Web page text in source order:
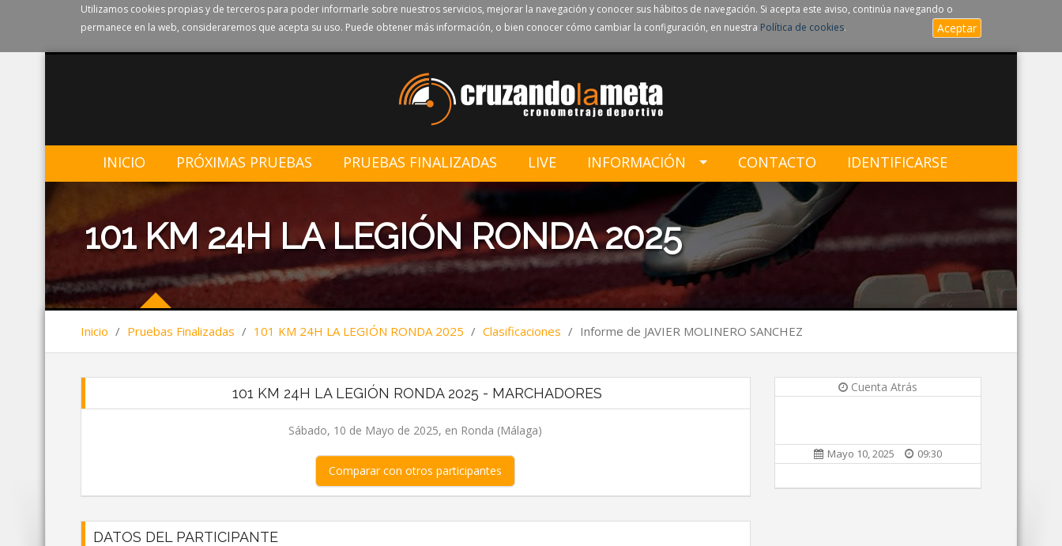
Utilizamos cookies propias y de terceros para poder informarle sobre nuestros servicios, mejorar la navegación y conocer sus hábitos de navegación. Si acepta este aviso, continúa navegando o
permanece en la web, consideraremos que acepta su uso. Puede obtener más información, o bien conocer cómo cambiar la configuración, en nuestra Política de cookies. Aceptar
INICIO PRÓXIMAS PRUEBAS PRUEBAS FINALIZADAS LIVE INFORMACIÓN CONTACTO IDENTIFICARSE
101 KM 24H LA LEGIÓN RONDA 2025
Inicio / Pruebas Finalizadas / 101 KM 24H LA LEGIÓN RONDA 2025 / Clasificaciones / Informe de JAVIER MOLINERO SANCHEZ
101 KM 24H LA LEGIÓN RONDA 2025 - MARCHADORES
Sábado, 10 de Mayo de 2025, en Ronda (Málaga)
Comparar con otros participantes
DATOS DEL PARTICIPANTE
Cuenta Atrás
Mayo 10, 2025 09:30